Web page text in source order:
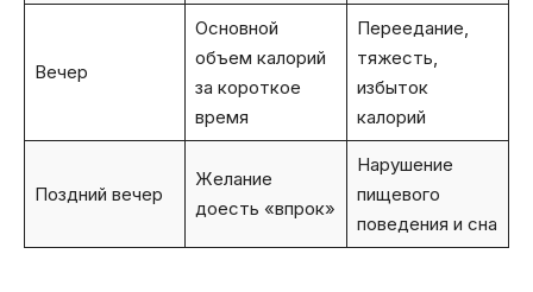
Вечер
Основной
объем калорий
за короткое
время
Переедание,
тяжесть,
избыток
калорий
Поздний вечер
Желание
доесть «впрок»
Нарушение
пищевого
поведения и сна